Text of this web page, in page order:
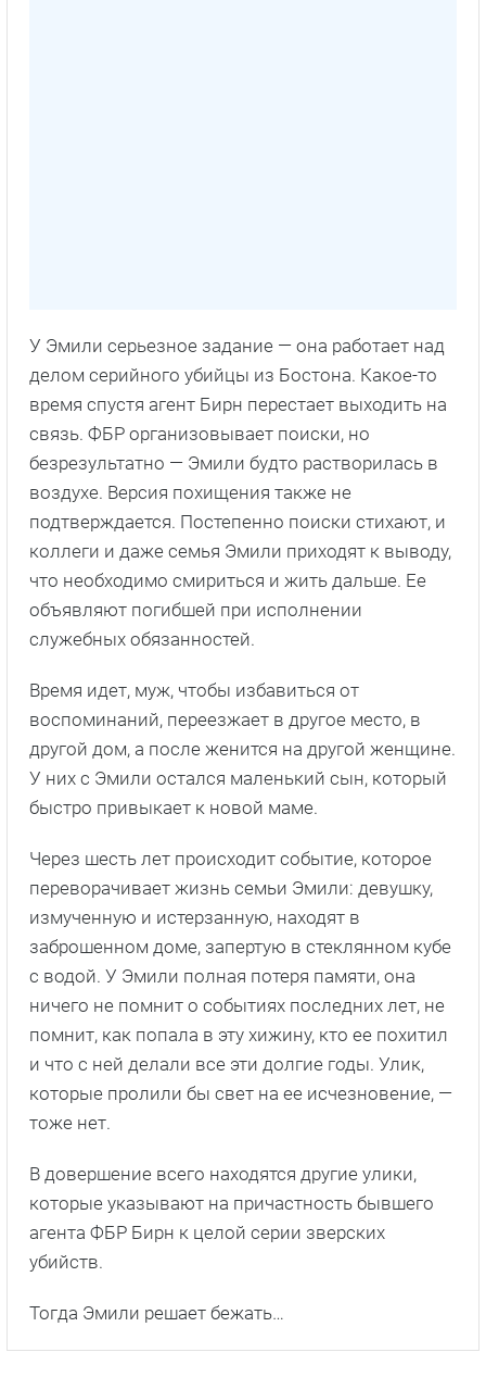
У Эмили серьезное задание — она работает над
делом серийного убийцы из Бостона. Какое-то
время спустя агент Бирн перестает выходить на
связь. ФБР организовывает поиски, но
безрезультатно — Эмили будто растворилась в
воздухе. Версия похищения также не
подтверждается. Постепенно поиски стихают, и
коллеги и даже семья Эмили приходят к выводу,
что необходимо смириться и жить дальше. Ее
объявляют погибшей при исполнении
служебных обязанностей.
Время идет, муж, чтобы избавиться от
воспоминаний, переезжает в другое место, в
другой дом, а после женится на другой женщине.
У них с Эмили остался маленький сын, который
быстро привыкает к новой маме.
Через шесть лет происходит событие, которое
переворачивает жизнь семьи Эмили: девушку,
измученную и истерзанную, находят в
заброшенном доме, запертую в стеклянном кубе
с водой. У Эмили полная потеря памяти, она
ничего не помнит о событиях последних лет, не
помнит, как попала в эту хижину, кто ее похитил
и что с ней делали все эти долгие годы. Улик,
которые пролили бы свет на ее исчезновение, —
тоже нет.
В довершение всего находятся другие улики,
которые указывают на причастность бывшего
агента ФБР Бирн к целой серии зверских
убийств.
Тогда Эмили решает бежать…